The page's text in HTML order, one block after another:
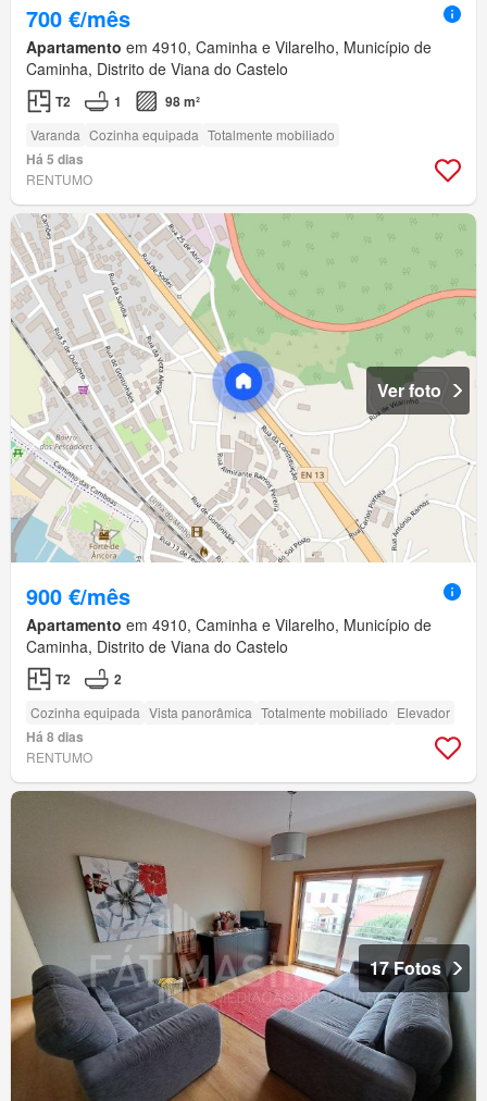
700 €/mês
Apartamento em 4910, Caminha e Vilarelho, Município de
Caminha, Distrito de Viana do Castelo
T2 1 98 m²
Varanda Cozinha equipada Totalmente mobiliado
Há 5 dias
RENTUMO
Ver foto
900 €/mês
Apartamento em 4910, Caminha e Vilarelho, Município de
Caminha, Distrito de Viana do Castelo
T2 2
Cozinha equipada Vista panorâmica Totalmente mobiliado Elevador
Há 8 dias
RENTUMO
17 Fotos